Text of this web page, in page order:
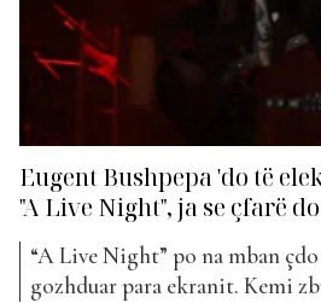
Eugent Bushpepa 'do të
"A Live Night", ja se çfarë
“A Live Night” po na mban
gozhduar para ekranit. Kemi